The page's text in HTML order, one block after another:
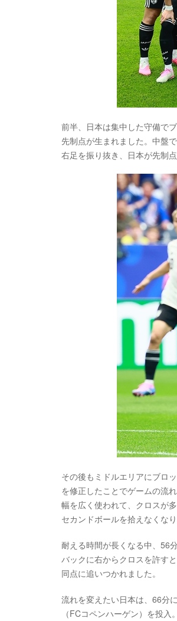
前半、日本は集中した守備で
先制点が生まれました。中盤
右足を振り抜き、日本が先制
その後もミドルエリアにブロ
を修正したことでゲームの流
幅を広く使われて、クロスが
セカンドボールを拾えなくな
耐える時間が長くなる中、56
バックに右からクロスを許す
同点に追いつかれました。
流れを変えたい日本は、66分
（FCコペンハーゲン）を投